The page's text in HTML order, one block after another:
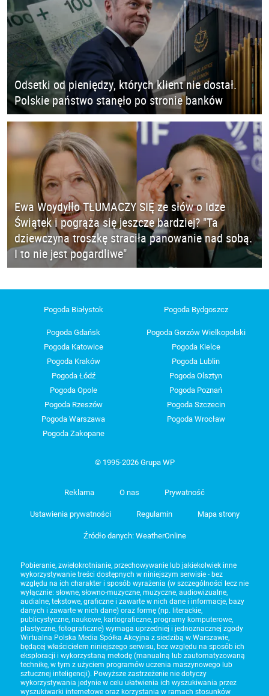
Odsetki od pieniędzy, których klient nie dostał.
Polskie państwo stanęło po stronie banków
Ewa Woydyłło TŁUMACZY SIĘ ze słów o Idze
Świątek i pogrąża się jeszcze bardziej? "Ta
dziewczyna troszkę straciła panowanie nad sobą.
I to nie jest pogardliwe"
Pogoda Białystok Pogoda Bydgoszcz
Pogoda Gdańsk
Pogoda Gorzów Wielkopolski
Pogoda Katowice
Pogoda Kielce
Pogoda Kraków
Pogoda Lublin
Pogoda Łódź
Pogoda Olsztyn
Pogoda Opole
Pogoda Poznań
Pogoda Rzeszów
Pogoda Szczecin
Pogoda Warszawa
Pogoda Wrocław
Pogoda Zakopane
© 1995-2026 Grupa WP
Reklama O nas Prywatność
Ustawienia prywatności Regulamin Mapa strony
Źródło danych: WeatherOnline
Pobieranie, zwielokrotnianie, przechowywanie lub jakiekolwiek inne
wykorzystywanie treści dostępnych w niniejszym serwisie - bez
względu na ich charakter i sposób wyrażenia (w szczególności lecz nie
wyłącznie: słowne, słowno-muzyczne, muzyczne, audiowizualne,
audialne, tekstowe, graficzne i zawarte w nich dane i informacje, bazy
danych i zawarte w nich dane) oraz formę (np. literackie,
publicystyczne, naukowe, kartograficzne, programy komputerowe,
plastyczne, fotograficzne) wymaga uprzedniej i jednoznacznej zgody
Wirtualna Polska Media Spółka Akcyjna z siedzibą w Warszawie,
będącej właścicielem niniejszego serwisu, bez względu na sposób ich
eksploracji i wykorzystaną metodę (manualną lub zautomatyzowaną
technikę, w tym z użyciem programów uczenia maszynowego lub
sztucznej inteligencji). Powyższe zastrzeżenie nie dotyczy
wykorzystywania jedynie w celu ułatwienia ich wyszukiwania przez
wyszukiwarki internetowe oraz korzystania w ramach stosunków